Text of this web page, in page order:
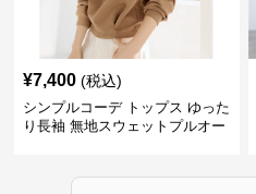
¥7,400 (税込)
シンプルコーデ トップス ゆった
り長袖 無地スウェットプルオー